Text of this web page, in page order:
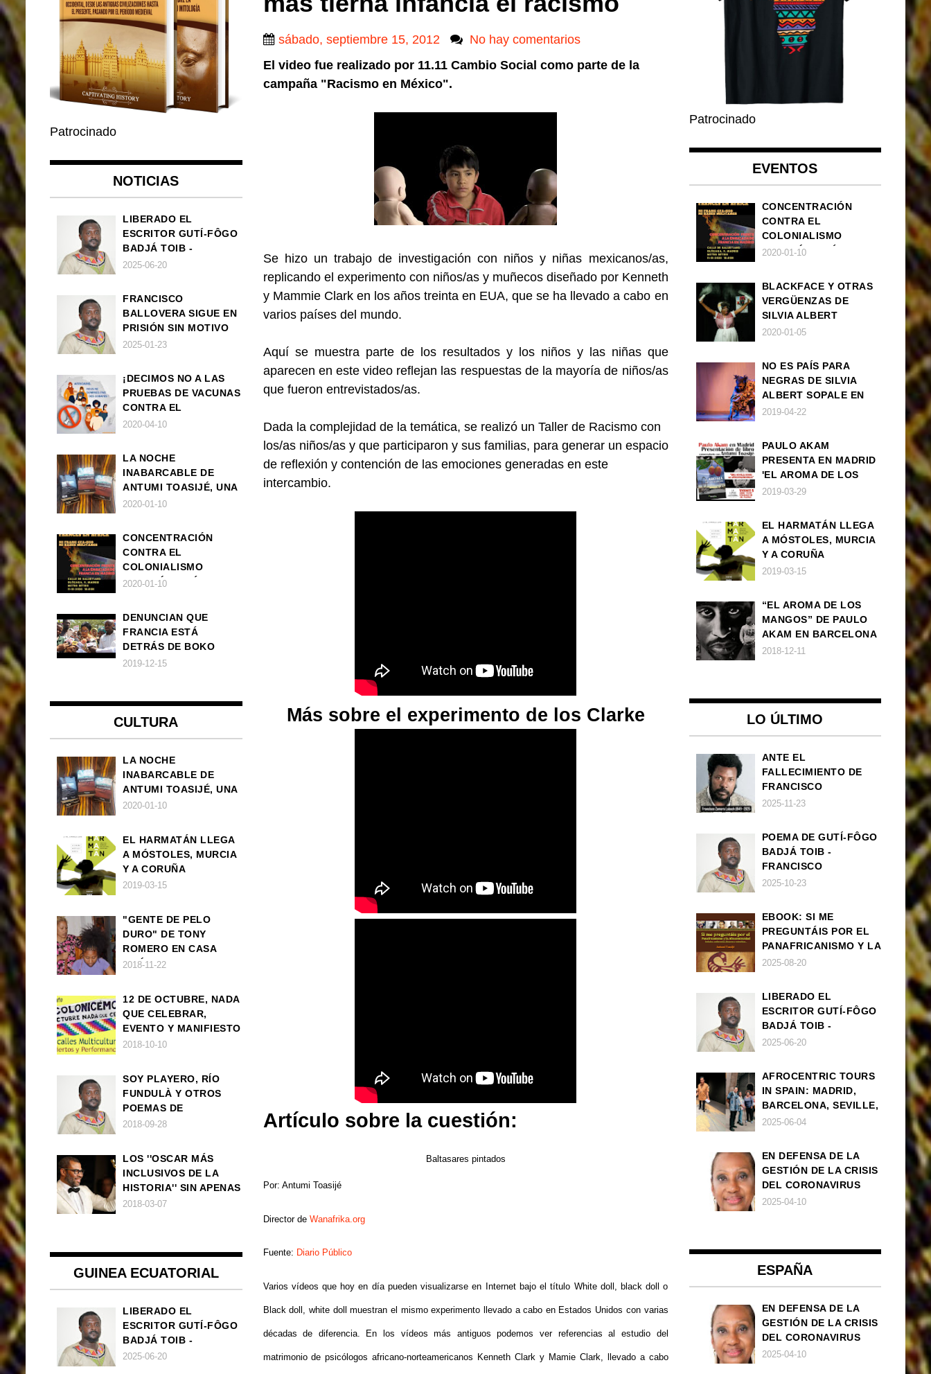
sábado, septiembre 15, 2012
No hay comentarios
El video fue realizado por 11.11 Cambio Social como parte de la
campaña "Racismo en México".
Se hizo un trabajo de investigación con niños y niñas mexicanos/as,
replicando el experimento con niños/as y muñecos diseñado por Kenneth
y Mammie Clark en los años treinta en EUA, que se ha llevado a cabo en
varios países del mundo.
Aquí se muestra parte de los resultados y los niños y las niñas que
aparecen en este video reflejan las respuestas de la mayoría de niños/as
que fueron entrevistados/as.
Dada la complejidad de la temática, se realizó un Taller de Racismo con
los/as niños/as y que participaron y sus familias, para generar un espacio
de reflexión y contención de las emociones generadas en este
intercambio.
Más sobre el experimento de los Clarke
Artículo sobre la cuestión:
Baltasares pintados
Por: Antumi Toasijé
Director de Wanafrika.org
Fuente: Diario Público
Varios vídeos que hoy en día pueden visualizarse en Internet bajo el título White doll, black doll o
Black doll, white doll muestran el mismo experimento llevado a cabo en Estados Unidos con varias
décadas de diferencia. En los vídeos más antiguos podemos ver referencias al estudio del
matrimonio de psicólogos africano-norteamericanos Kenneth Clark y Mamie Clark, llevado a cabo
Patrocinado
NOTICIAS
LIBERADO EL
ESCRITOR GUTÍ-FÔGO
BADJÁ TOIB -
FRANCISCO
2025-06-20
FRANCISCO
BALLOVERA SIGUE EN
PRISIÓN SIN MOTIVO
ALGUNO
2025-01-23
¡DECIMOS NO A LAS
PRUEBAS DE VACUNAS
CONTRA EL
CORONAVIRUS EN
2020-04-10
LA NOCHE
INABARCABLE DE
ANTUMI TOASIJÉ, UNA
NOVELA
2020-01-10
CONCENTRACIÓN
CONTRA EL
COLONIALISMO
FRANCÉS EN ÁFRICA
2020-01-10
DENUNCIAN QUE
FRANCIA ESTÁ
DETRÁS DE BOKO
HARAM
2019-12-15
CULTURA
LA NOCHE
INABARCABLE DE
ANTUMI TOASIJÉ, UNA
NOVELA
2020-01-10
EL HARMATÁN LLEGA
A MÓSTOLES, MURCIA
Y A CORUÑA
2019-03-15
"GENTE DE PELO
DURO" DE TONY
ROMERO EN CASA
AMÉRICA
2018-11-22
12 DE OCTUBRE, NADA
QUE CELEBRAR,
EVENTO Y MANIFIESTO
2018-10-10
SOY PLAYERO, RÍO
FUNDULÀ Y OTROS
POEMAS DE
FRANCISCO
2018-09-28
LOS ''OSCAR MÁS
INCLUSIVOS DE LA
HISTORIA'' SIN APENAS
TRIUNFOS AFRO
2018-03-07
GUINEA ECUATORIAL
LIBERADO EL
ESCRITOR GUTÍ-FÔGO
BADJÁ TOIB -
FRANCISCO
2025-06-20
Patrocinado
EVENTOS
CONCENTRACIÓN
CONTRA EL
COLONIALISMO
FRANCÉS EN ÁFRICA
2020-01-10
BLACKFACE Y OTRAS
VERGÜENZAS DE
SILVIA ALBERT
SOPALE EN MADRID
2020-01-05
NO ES PAÍS PARA
NEGRAS DE SILVIA
ALBERT SOPALE EN
BARCELONA
2019-04-22
PAULO AKAM
PRESENTA EN MADRID
'EL AROMA DE LOS
MANGOS', UNA
AFRODESCENDENCIA
2019-03-29
EL HARMATÁN LLEGA
A MÓSTOLES, MURCIA
Y A CORUÑA
2019-03-15
“EL AROMA DE LOS
MANGOS” DE PAULO
AKAM EN BARCELONA
2018-12-11
LO ÚLTIMO
ANTE EL
FALLECIMIENTO DE
FRANCISCO
ZAMORA LOBOCH
2025-11-23
POEMA DE GUTÍ-FÔGO
BADJÁ TOIB -
FRANCISCO
BALLOVERA ESTRADA:
2025-10-23
EBOOK: SI ME
PREGUNTÁIS POR EL
PANAFRICANISMO Y LA
AFROCENTRICIDAD
2025-08-20
LIBERADO EL
ESCRITOR GUTÍ-FÔGO
BADJÁ TOIB -
FRANCISCO
2025-06-20
AFROCENTRIC TOURS
IN SPAIN: MADRID,
BARCELONA, SEVILLE,
IBIZA
2025-06-04
EN DEFENSA DE LA
GESTIÓN DE LA CRISIS
DEL CORONAVIRUS
POR PARTE DEL
2025-04-10
ESPAÑA
EN DEFENSA DE LA
GESTIÓN DE LA CRISIS
DEL CORONAVIRUS
POR PARTE DEL
2025-04-10